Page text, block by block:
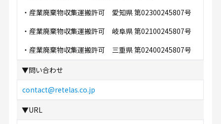
・産業廃棄物収集運搬許可 愛知県 第02300245807号
・産業廃棄物収集運搬許可 岐阜県 第02100245807号
・産業廃棄物収集運搬許可 三重県 第02400245807号
▼問い合わせ
contact@retelas.co.jp
▼URL